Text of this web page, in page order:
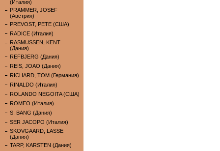
(Италия)
PRAMMER, JOSEF
(Австрия)
PREVOST, PETE (США)
RADICE (Италия)
RASMUSSEN, KENT
(Дания)
REFBJERG (Дания)
REIS, JOAO (Дания)
RICHARD, TOM (Германия)
RINALDO (Италия)
ROLANDO NEGOITA (США)
ROMEO (Италия)
S. BANG (Дания)
SER JACOPO (Италия)
SKOVGAARD, LASSE
(Дания)
TARP, KARSTEN (Дания)